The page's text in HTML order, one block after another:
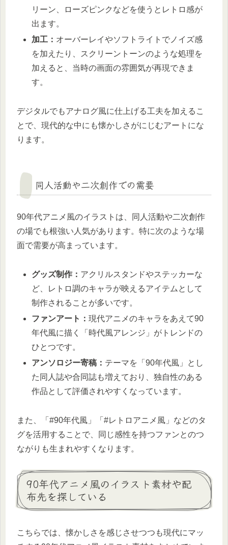
リーン、ローズピンクなどを使うとレトロ感が
出ます。
加工： オーバーレイやソフトライトでノイズ感
を加えたり、スクリーントーンのような処理を
加えると、当時の画面の雰囲気が再現できま
す。
デジタルでもアナログ風に仕上げる工夫を加えるこ
とで、現代的な中にも懐かしさがにじむアートにな
ります。
同人活動や二次創作での需要
90年代アニメ風のイラストは、同人活動や二次創作
の場でも根強い人気があります。特に次のような場
面で需要が高まっています。
グッズ制作： アクリルスタンドやステッカーな
ど、レトロ調のキャラが映えるアイテムとして
制作されることが多いです。
ファンアート：現代アニメのキャラをあえて90
年代風に描く「時代風アレンジ」がトレンドの
ひとつです。
アンソロジー寄稿： テーマを「90年代風」とし
た同人誌や合同誌も増えており、独自性のある
作品として評価されやすくなっています。
また、「#90年代風」「#レトロアニメ風」などのタ
グを活用することで、同じ感性を持つファンとのつ
ながりも生まれやすくなります。
90年代アニメ風のイラスト素材や配
布先を探している
こちらでは、懐かしさを感じさせつつも現代にマッ